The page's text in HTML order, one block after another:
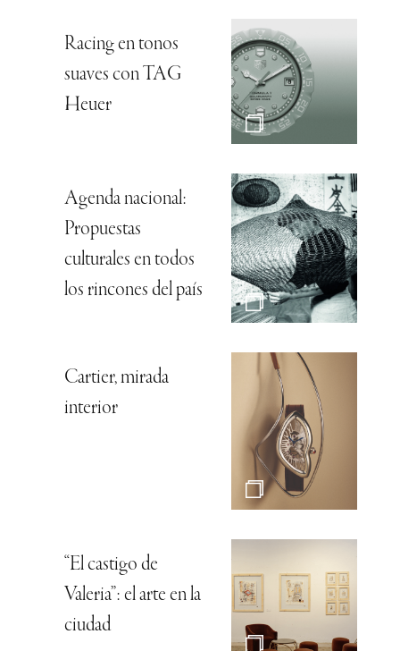
Racing en tonos
suaves con TAG
Heuer
Agenda nacional:
Propuestas
culturales en todos
los rincones del país
Cartier, mirada
interior
“El castigo de
Valeria”: el arte en la
ciudad